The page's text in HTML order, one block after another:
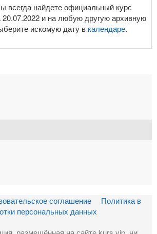
всегда найдете официальный курс
и на любую другую архивную
искомую дату в календаре.
соглашение
Политика в
персональных данных